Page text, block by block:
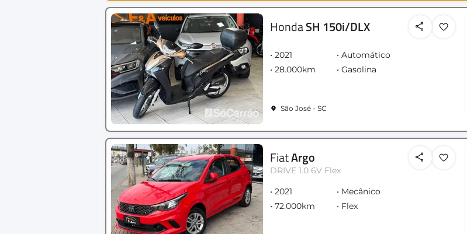
HondaSH 150i/DLX
2021
Automático
28.000km
Gasolina
São José - SC
FiatArgo
DRIVE 1.0 6V Flex
2021
Mecânico
72.000km
Flex